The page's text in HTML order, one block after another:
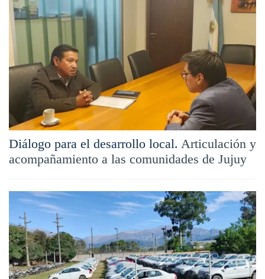
Diálogo para el desarrollo local. Articulación y
acompañamiento a las comunidades de Jujuy